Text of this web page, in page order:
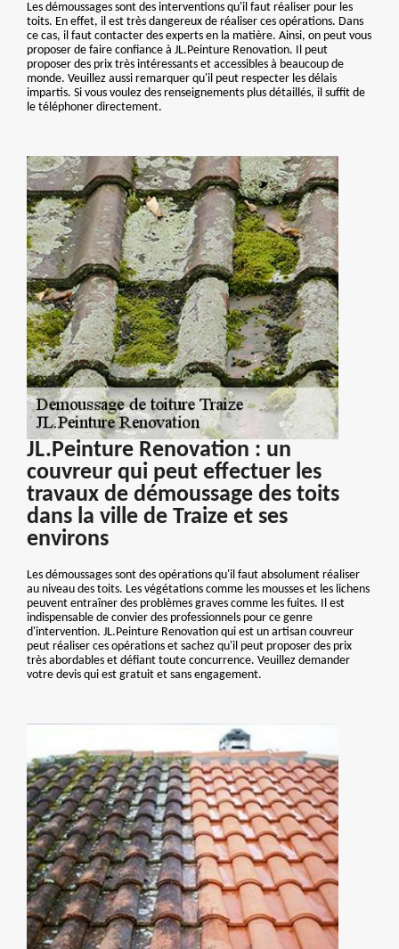
Les démoussages sont des interventions qu'il faut réaliser pour les
toits. En effet, il est très dangereux de réaliser ces opérations. Dans
ce cas, il faut contacter des experts en la matière. Ainsi, on peut vous
proposer de faire confiance à JL.Peinture Renovation. Il peut
proposer des prix très intéressants et accessibles à beaucoup de
monde. Veuillez aussi remarquer qu'il peut respecter les délais
impartis. Si vous voulez des renseignements plus détaillés, il suffit de
le téléphoner directement.
JL.Peinture Renovation : un
couvreur qui peut effectuer les
travaux de démoussage des toits
dans la ville de Traize et ses
environs
Les démoussages sont des opérations qu'il faut absolument réaliser
au niveau des toits. Les végétations comme les mousses et les lichens
peuvent entraîner des problèmes graves comme les fuites. Il est
indispensable de convier des professionnels pour ce genre
d'intervention. JL.Peinture Renovation qui est un artisan couvreur
peut réaliser ces opérations et sachez qu'il peut proposer des prix
très abordables et défiant toute concurrence. Veuillez demander
votre devis qui est gratuit et sans engagement.